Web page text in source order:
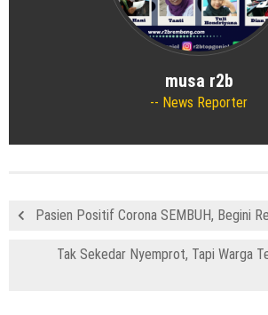
musa r2b
News Reporter
Pasien Positif Corona SEMBUH, Begini
Tak Sekedar Nyemprot, Tapi Warga